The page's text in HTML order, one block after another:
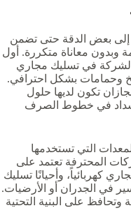
إلى بعض الدقة حتى تضمن
وبدون معاناة متكررة. أول
الشركة في تسليك مجاري
وحمامات بشكل احترافي.
تكون لديها حلول
في خطوط الصرف
التي تستخدمها
المحترفة تعتمد على
كهربائياً، وأحيانًا تسليك
في الجدران أو الأرضيات.
على البنية التحتية